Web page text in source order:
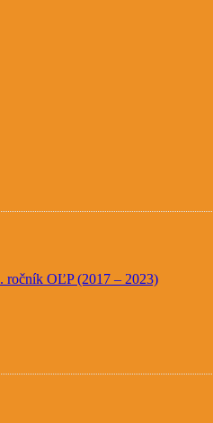
ročník OĽP (2017 – 2023)